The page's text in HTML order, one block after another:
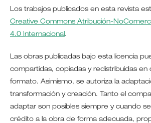
Los trabajos publicados en esta revista
Creative Commons Atribución-
4.0 Internacional.
Las obras publicadas bajo esta licencia
compartidas, copiadas y redistribuidas en
formato. Asimismo, se autoriza la
transformación y creación. Tanto el
adaptar son posibles siempre y cuando
crédito a la obra de forma adecuada,